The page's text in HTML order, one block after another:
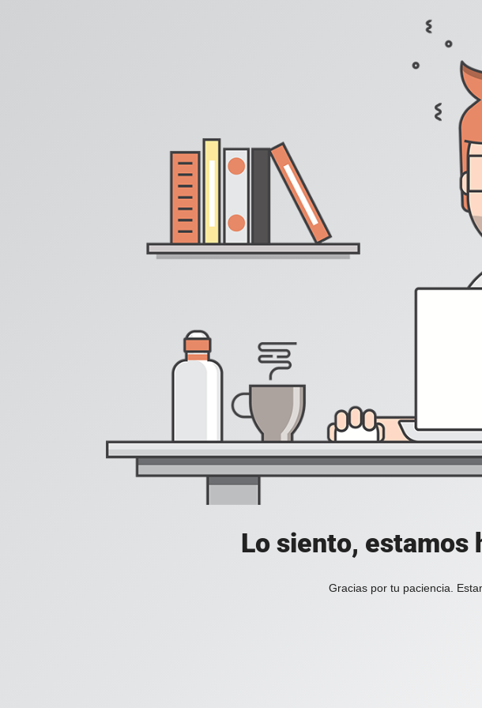
Lo siento, estamos
Gracias por tu paciencia.